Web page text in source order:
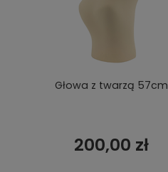
Głowa z twarzą 57cm
200,00 zł